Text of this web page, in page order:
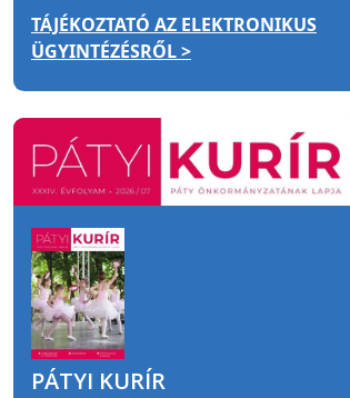
TÁJÉKOZTATÓ AZ ELEKTRONIKUS
ÜGYINTÉZÉSRŐL >
PÁTYI KURÍR